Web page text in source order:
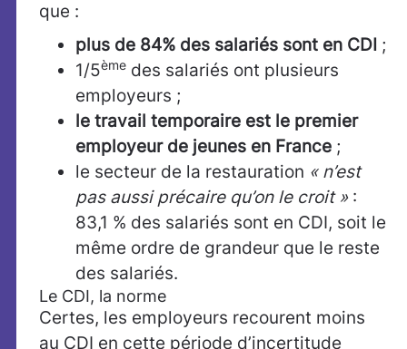
que :
plus de 84% des salariés sont en CDI ;
1/5ème des salariés ont plusieurs
employeurs ;
le travail temporaire est le premier
employeur de jeunes en France ;
le secteur de la restauration « n’est
pas aussi précaire qu’on le croit »:
83,1 % des salariés sont en CDI, soit le
même ordre de grandeur que le reste
des salariés.
Le CDI, la norme
Certes, les employeurs recourent moins
au CDI en cette période d’incertitude